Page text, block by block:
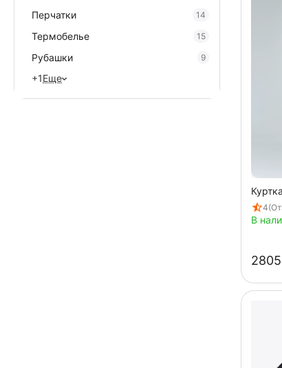
4
В
‍2805‍
Перчатки 14
Термобелье 15
Рубашки 9
+1Еще